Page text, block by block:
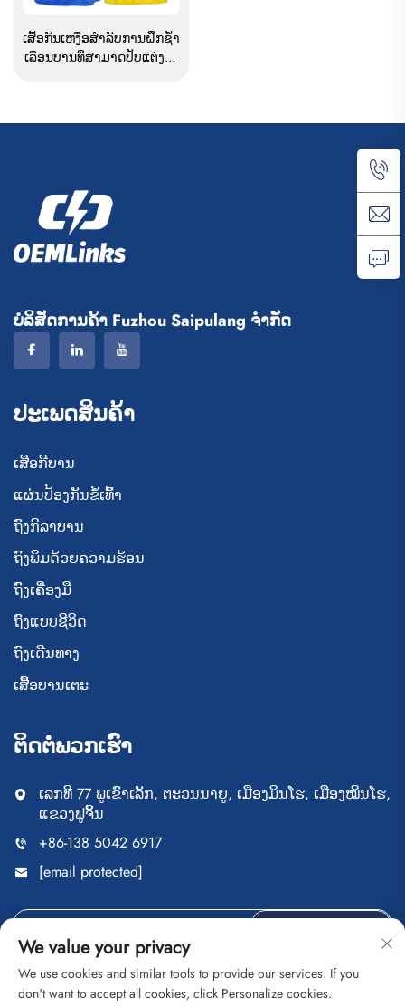
ເສື້ອກັນເຫງື່ອສຳລັບການຝຶກຊ້ຳ
ເລື່ອນບານທີ່ສາມາດປັບແຕ່ງໄດ້
ເຫງື່ອສຳລັບການເລື່ອນບານ
ບໍລິສັດການຄ້າ Fuzhou Saipulang ຈຳກັດ
ປະເພດສິນຄ້າ
ເສືອກີບານ
ແຜ່ນປ້ອງກັນຂໍ້ເທົ້າ
ຖົງກິລາບານ
ຖົງພິມດ້ວຍຄວາມຮ້ອນ
ຖົງເຄື່ອງມື
ຖົງແບບຊີວິດ
ຖົງເດີນທາງ
ເສື້ອບານເຕະ
ຕິດຕໍ່ພວກເຮົາ
ເລກທີ 77 ພູເຂົາເລັກ, ຕະວນນາຍູ, ເມືອງມິນໂຮ, ເມືອງໝິນໂຮ,
ແຂວງຟູຈິ້ນ
+86-138 5042 6917
[email protected]
We value your privacy
We use cookies and similar tools to provide our services. If you
don't want to accept all cookies, click Personalize cookies.